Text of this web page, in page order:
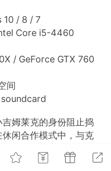
看
10 / 8 / 7
Core i5-4460
/ GeForce GTX 760
间
姆莱克的身份阻止捣
闲合作模式中，与克
日的发生出了一份力！